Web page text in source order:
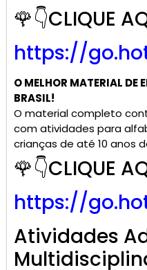
🌹👇CLIQUE
https://
O MELHOR MATERIAL DE
BRASIL!
O material completo
com atividades para
crianças de até 10 anos
🌹👇CLIQUE
https://
Atividades